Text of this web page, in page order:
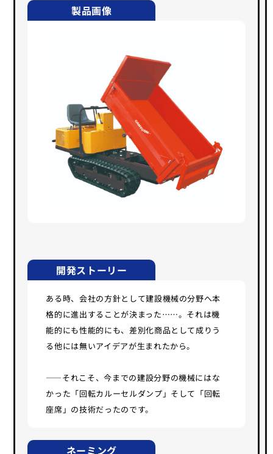
製品画像
開発ストーリー
ある時、会社の方針として建設機械の分野へ本
格的に進出することが決まった……。それは機
能的にも性能的にも、差別化商品として成りう
る他には無いアイデアが生まれたから。
――それこそ、今までの建設分野の機械にはな
かった「回転カルーセルダンプ」そして「回転
座席」の技術だったのです。
ネーミング